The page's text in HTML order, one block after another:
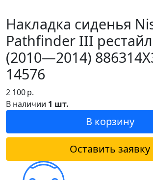
Накладка сиденья
Pathfinder III
(2010—2014)
14576
2 100р.
В наличии 1 шт.
В корзину
Оставить заявку